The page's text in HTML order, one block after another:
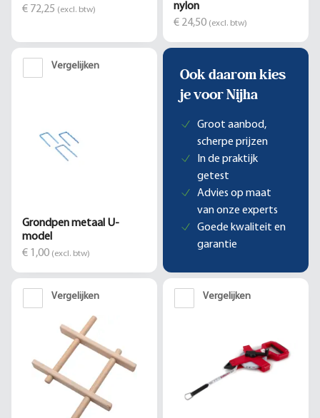
€ 72,25 (excl. btw)
nylon
€ 24,50 (excl. btw)
Vergelijken
Grondpen metaal U-
model
€ 1,00 (excl. btw)
Ook daarom kies
je voor Nijha
Groot aanbod,
scherpe prijzen
In de praktijk
getest
Advies op maat
van onze experts
Goede kwaliteit en
garantie
Vergelijken Vergelijken